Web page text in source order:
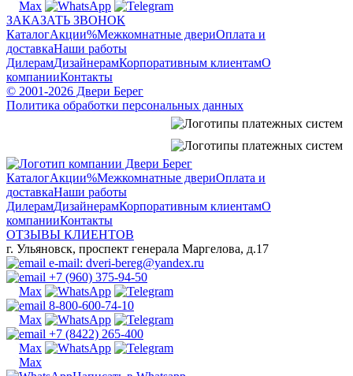
ЗАКАЗАТЬ ЗВОНОК
КаталогАкции%Межкомнатные двериОплата и
доставкаНаши работы
ДилерамДизайнерамКорпоративным клиентамО
компанииКонтакты
© 2001-2026 Двери Берег
Политика обработки персональных данных
КаталогАкции%Межкомнатные двериОплата и
доставкаНаши работы
ДилерамДизайнерамКорпоративным клиентамО
компанииКонтакты
ОТЗЫВЫ КЛИЕНТОВ
г. Ульяновск, проспект генерала Маргелова, д.17
e-mail: dveri-bereg@yandex.ru
+7 (960) 375-94-50
8-800-600-74-10
+7 (8422) 265-400